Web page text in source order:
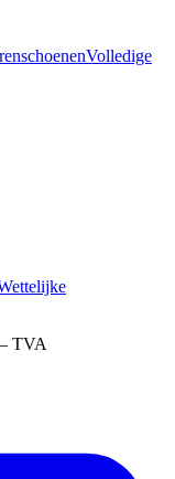
Volledige
TVA